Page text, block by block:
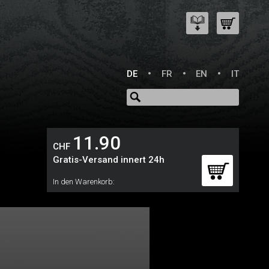
DE FR EN IT
CHF 11.90
Gratis-Versand innert 24h
In den Warenkorb: